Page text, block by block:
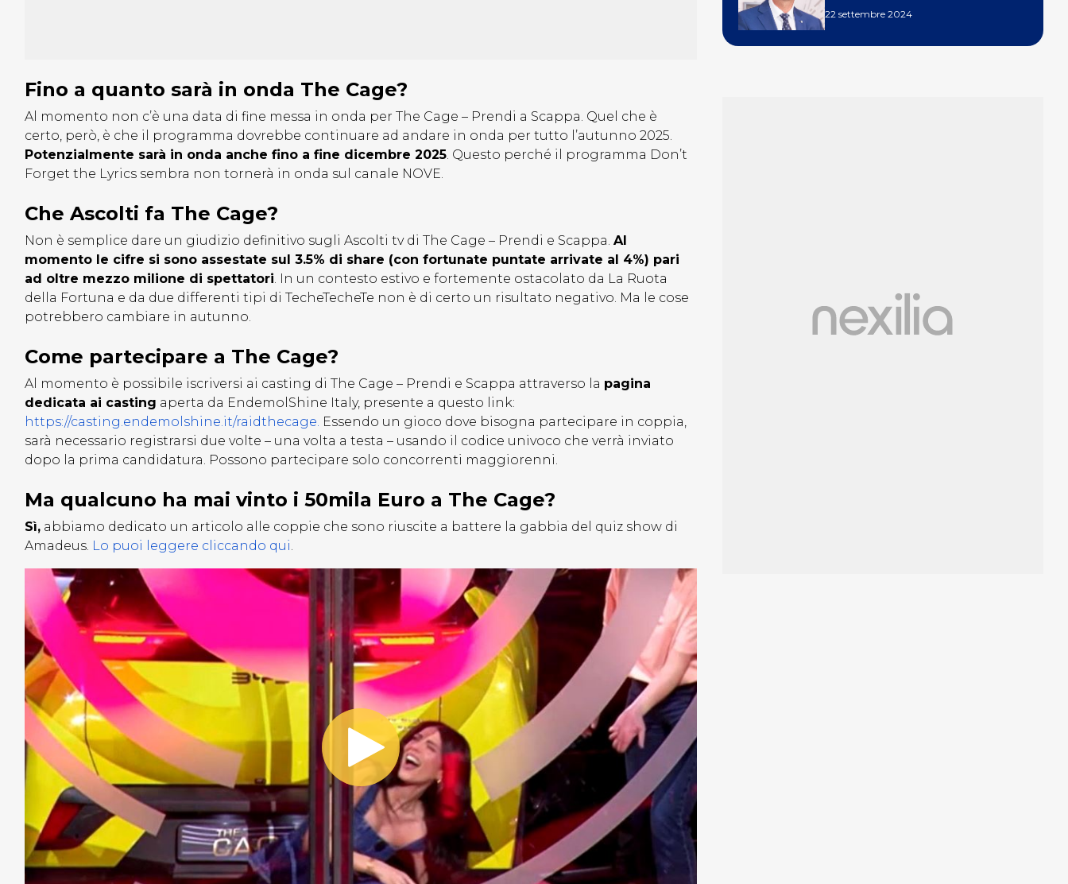
Fino a quanto sarà in onda The Cage?
Al momento non c’è una data di fine messa in onda per The Cage – Prendi a Scappa. Quel che è
certo, però, è che il programma dovrebbe continuare ad andare in onda per tutto l’autunno 2025.
Potenzialmente sarà in onda anche fino a fine dicembre 2025. Questo perché il programma Don’t
Forget the Lyrics sembra non tornerà in onda sul canale NOVE.
Che Ascolti fa The Cage?
Non è semplice dare un giudizio definitivo sugli Ascolti tv di The Cage – Prendi e Scappa. Al
momento le cifre si sono assestate sul 3.5% di share (con fortunate puntate arrivate al 4%) pari
ad oltre mezzo milione di spettatori. In un contesto estivo e fortemente ostacolato da La Ruota
della Fortuna e da due differenti tipi di TecheTecheTe non è di certo un risultato negativo. Ma le cose
potrebbero cambiare in autunno.
Come partecipare a The Cage?
Al momento è possibile iscriversi ai casting di The Cage – Prendi e Scappa attraverso la pagina
dedicata ai casting aperta da EndemolShine Italy, presente a questo link:
https://casting.endemolshine.it/raidthecage. Essendo un gioco dove bisogna partecipare in coppia,
sarà necessario registrarsi due volte – una volta a testa – usando il codice univoco che verrà inviato
dopo la prima candidatura. Possono partecipare solo concorrenti maggiorenni.
Ma qualcuno ha mai vinto i 50mila Euro a The Cage?
Sì, abbiamo dedicato un articolo alle coppie che sono riuscite a battere la gabbia del quiz show di
Amadeus. Lo puoi leggere cliccando qui.
22 settembre 2024